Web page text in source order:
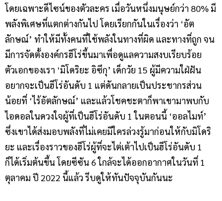
โดยเฉพาะดีไซน์ของตัวละคร เมื่อวันหนึ่งมนุษย์กว่า 80% มี
พลังพิเศษที่แตกต่างกันไป โดยเรียกกันในเรื่องว่า ‘อัต
ลักษณ์’ ทำให้มีทั้งคนที่ใช้พลังในทางที่ผิด และทางที่ถูก จน
มีการจัดตั้งองค์กรฮีโร่ขึ้นมาเพื่อดูแลความสงบเรียบร้อย
ตัวเอกของเรา ‘มิโดริยะ อิซึกุ’ เด็กวัย 15 ผู้มีความใฝ่ฝัน
อยากจะเป็นฮีโร่อันดับ 1 แต่ดันกลายเป็นประชากรส่วน
น้อยที่ ‘ไร้อัตลักษณ์’ และแล้วโชคชะตาก็พาเขามาพบกับ
ไอดอลในดวงใจผู้ที่เป็นฮีโร่อันดับ 1 ในตอนนี้ ‘ออลไมท์’
ซึ่งเขาได้ส่งมอบพลังที่ไม่เคยมีใครล่วงรู้มาก่อนให้กับมิโดริ
ยะ และเรื่องราวของฮีโร่ผู้ที่จะไต่เต้าไปเป็นฮีโร่อันดับ 1
ก็ได้เริ่มต้นขึ้น โดยซีซัน 6 ใกล้จะได้ออกอากาศในวันที่ 1
ตุลาคม ปี 2022 นี้แล้ว รีบดูให้ทันปัจจุบันกันนะ